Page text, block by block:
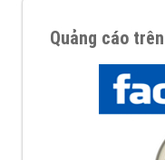
Quảng cáo